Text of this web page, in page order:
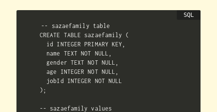
-- sazaefamily table
CREATE TABLE sazaefamily (
  id INTEGER PRIMARY KEY,
  name TEXT NOT NULL,
  gender TEXT NOT NULL,
  age INTEGER NOT NULL,
  jobId INTEGER NOT NULL
);
-- sazaefamily values